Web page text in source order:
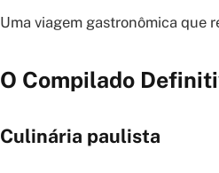
Uma viagem gastronômica que
O Compilado
Culinária paulista